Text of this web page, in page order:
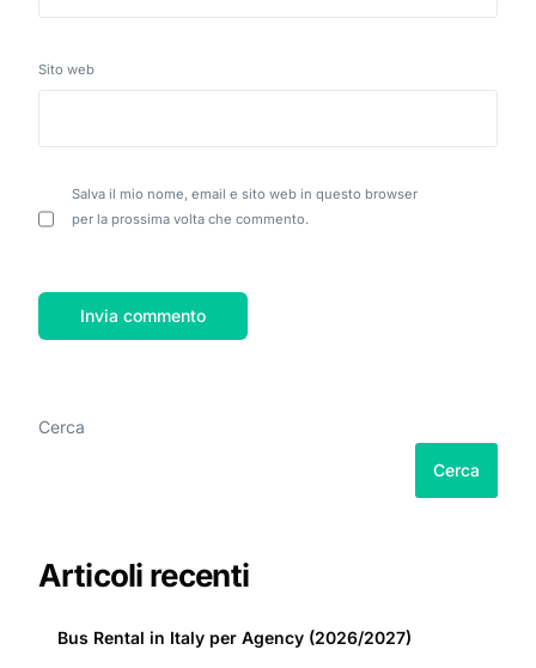
Sito web
Salva il mio nome, email e sito web in questo browser
per la prossima volta che commento.
Cerca
Cerca
Articoli recenti
Bus Rental in Italy per Agency (2026/2027)